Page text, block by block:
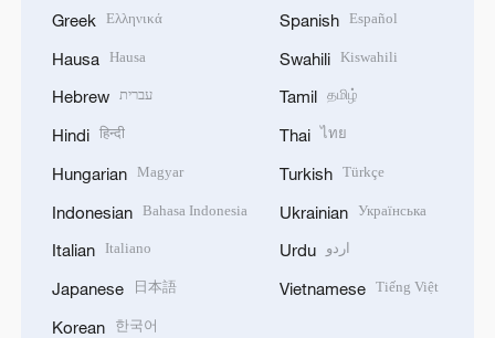
Greek Ελληνικά
Hausa Hausa
Hebrew עברית
Hindi हिन्दी
Hungarian Magyar
Indonesian Bahasa Indonesia
Italian Italiano
Japanese 日本語
Korean 한국어
Spanish Español
Swahili Kiswahili
Tamil தமிழ்
Thai ไทย
Turkish Türkçe
Ukrainian Українська
Urdu اردو
Vietnamese Tiếng Việt